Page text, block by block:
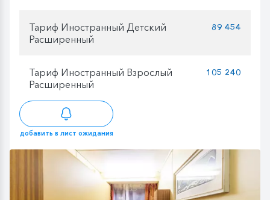
Тариф Иностранный Детский
Расширенный
89 454
Тариф Иностранный Взрослый
Расширенный
105 240
добавить в лист ожидания